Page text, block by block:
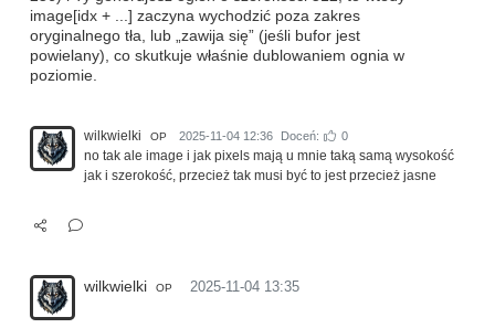
image[idx + ...] zaczyna wychodzić poza zakres
oryginalnego tła, lub „zawija się” (jeśli bufor jest
powielany), co skutkuje właśnie dublowaniem ognia w
poziomie.
wilkwielki OP 2025-11-04 12:36 Doceń: 0
no tak ale image i jak pixels mają u mnie taką samą wysokość
jak i szerokość, przecież tak musi być to jest przecież jasne
wilkwielki OP 2025-11-04 13:35